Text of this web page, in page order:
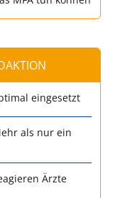
eingesetzt
als nur ein
Ärzte